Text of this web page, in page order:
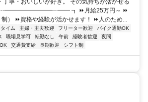
丁寧・おいしいが好き。 その気持ちが活かせる
┓ ⏩月給25万円～ ⏩
） ⏩資格や経験が活かせます！ ⏩人のため...
イム 主婦・主夫歓迎 フリーター歓迎
バイク通勤OK
職場見学可 転勤なし 午前 経験者歓迎
夜間
交通費支給 長期歓迎 シフト制